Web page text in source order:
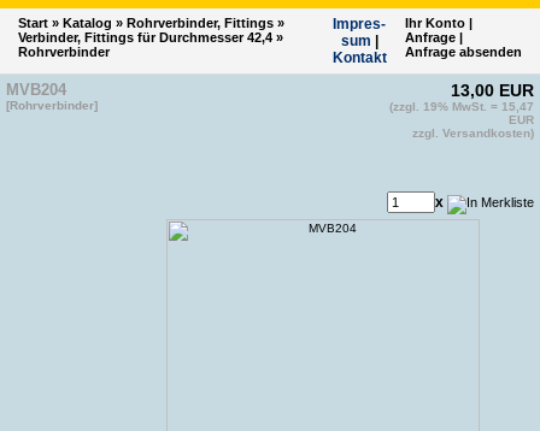
Start » Katalog » Rohrverbinder, Fittings »
Verbinder, Fittings für Durchmesser 42,4 »
Rohrverbinder
Impres­
sum
Kontakt
Ihr Konto|
Anfrage|
Anfrage absenden
MVB204
[Rohrverbinder]
13,00 EUR
(zzgl. 19% MwSt. = 15,47
EUR
zzgl. Versandkosten)
x